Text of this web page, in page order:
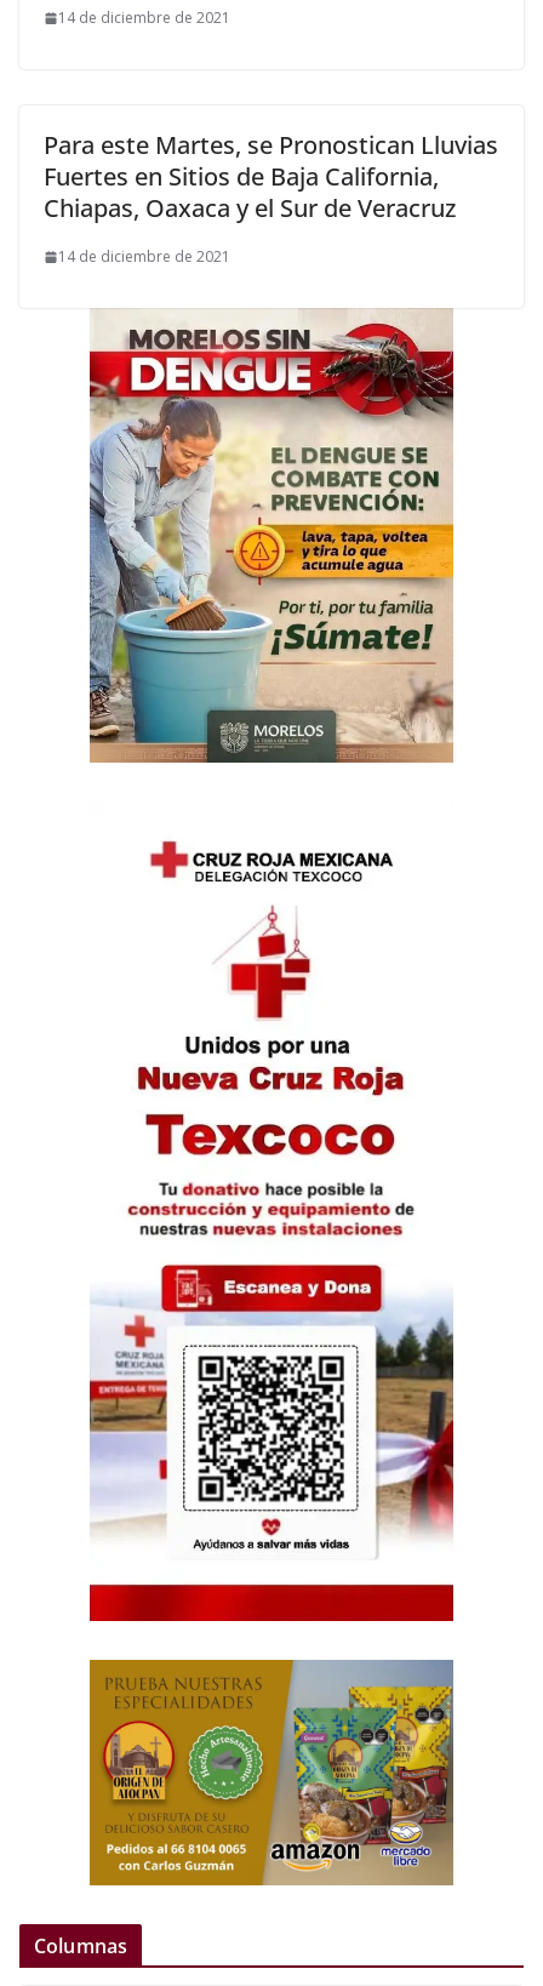
14 de diciembre de 2021
Para este Martes, se Pronostican Lluvias
Fuertes en Sitios de Baja California,
Chiapas, Oaxaca y el Sur de Veracruz
14 de diciembre de 2021
Columnas